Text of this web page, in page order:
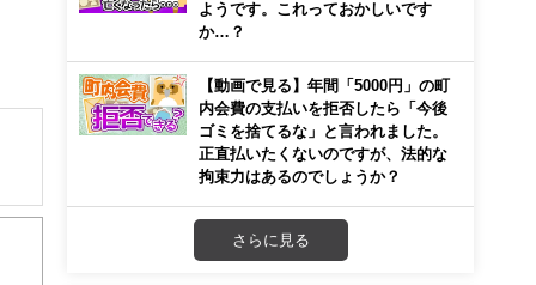
米
ようです。これっておかしいです
か…？
【動画で見る】年間「5000円」の町
内会費の支払いを拒否したら「今後
ゴミを捨てるな」と言われました。
正直払いたくないのですが、法的な
拘束力はあるのでしょうか？
さらに見る